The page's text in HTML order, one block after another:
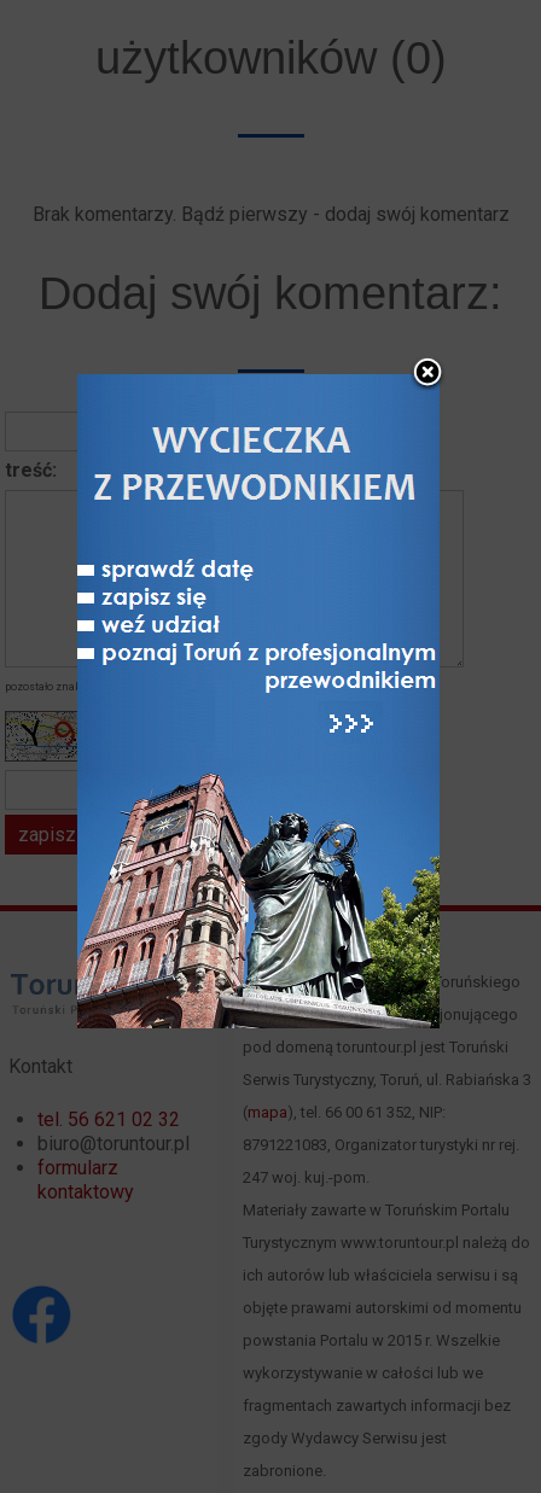
użytkowników (0)
Brak komentarzy. Bądź pierwszy - dodaj swój komentarz
Dodaj swój komentarz:
autor komentarza
treść:
pozostało znaków: napisałeś znaków:
kod z obrazka*
Kontakt
tel. 56 621 02 32
biuro@toruntour.pl
formularz
kontaktowy
Właścicielem i operatorem Toruńskiego
Portalu Turystycznego funkcjonującego
pod domeną toruntour.pl jest Toruński
Serwis Turystyczny, Toruń, ul. Rabiańska 3
(mapa), tel. 66 00 61 352, NIP:
8791221083, Organizator turystyki nr rej.
247 woj. kuj.-pom.
Materiały zawarte w Toruńskim Portalu
Turystycznym www.toruntour.pl należą do
ich autorów lub właściciela serwisu i są
objęte prawami autorskimi od momentu
powstania Portalu w 2015 r. Wszelkie
wykorzystywanie w całości lub we
fragmentach zawartych informacji bez
zgody Wydawcy Serwisu jest
zabronione.